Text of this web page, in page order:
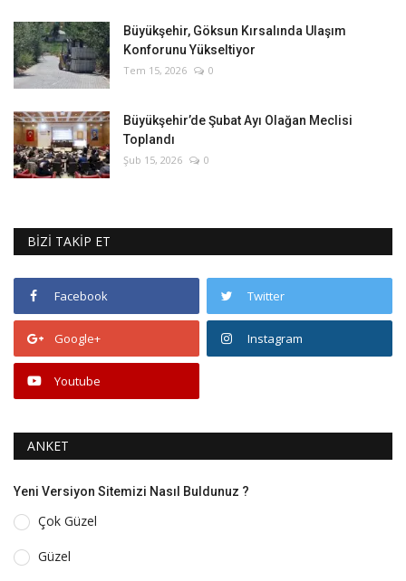
Büyükşehir, Göksun Kırsalında Ulaşım
Konforunu Yükseltiyor
Tem 15, 2026 0
Büyükşehir’de Şubat Ayı Olağan Meclisi
Toplandı
Şub 15, 2026 0
BİZİ TAKİP ET
Facebook Twitter
Google+ Instagram
Youtube
ANKET
Yeni Versiyon Sitemizi Nasıl Buldunuz ?
Çok Güzel
Güzel